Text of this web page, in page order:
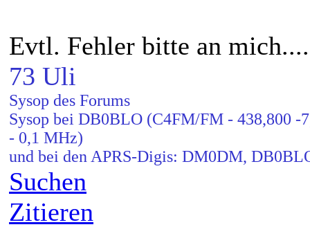
Evtl. Fehler bitte an mich....
73 Uli
Sysop des Forums
Sysop bei DB0BLO (C4FM/FM - 438,800
- 0,1 MHz)
und bei den APRS-Digis: DM0DM,
Suchen
Zitieren